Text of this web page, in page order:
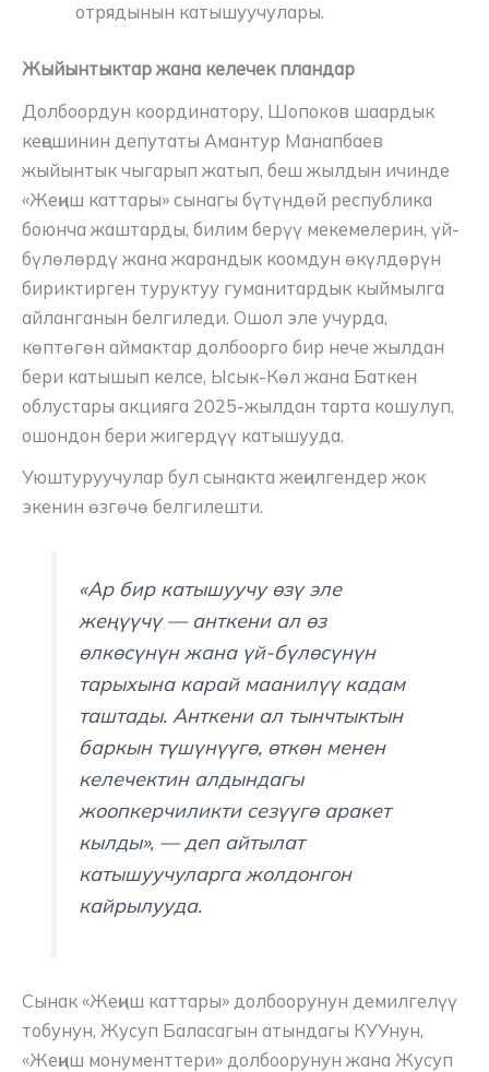
отрядынын катышуучулары.
Жыйынтыктар жана келечек пландар
Долбоордун координатору, Шопоков шаардык
кеңешинин депутаты Амантур Манапбаев
жыйынтык чыгарып жатып, беш жылдын ичинде
«Жеңиш каттары» сынагы бүтүндөй республика
боюнча жаштарды, билим берүү мекемелерин, үй-
бүлөлөрдү жана жарандык коомдун өкүлдөрүн
бириктирген туруктуу гуманитардык кыймылга
айланганын белгиледи. Ошол эле учурда,
көптөгөн аймактар долбоорго бир нече жылдан
бери катышып келсе, Ысык-Көл жана Баткен
облустары акцияга 2025-жылдан тарта кошулуп,
ошондон бери жигердүү катышууда.
Уюштуруучулар бул сынакта жеңилгендер жок
экенин өзгөчө белгилешти.
«Ар бир катышуучу өзү эле
жеңүүчү — анткени ал өз
өлкөсүнүн жана үй-бүлөсүнүн
тарыхына карай маанилүү кадам
таштады. Анткени ал тынчтыктын
баркын түшүнүүгө, өткөн менен
келечектин алдындагы
жоопкерчиликти сезүүгө аракет
кылды», — деп айтылат
катышуучуларга жолдонгон
кайрылууда.
Сынак «Жеңиш каттары» долбоорунун демилгелүү
тобунун, Жусуп Баласагын атындагы КУУнун,
«Жеңиш монументтери» долбоорунун жана Жусуп